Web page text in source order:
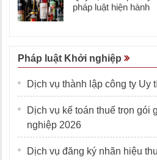
pháp luật hiện hành
Pháp luật Khởi nghiệp
Dịch vụ thành lập công ty Uy
Dịch vụ kế toán thuế trọn gói
nghiệp 2026
Dịch vụ đăng ký nhãn hiệu